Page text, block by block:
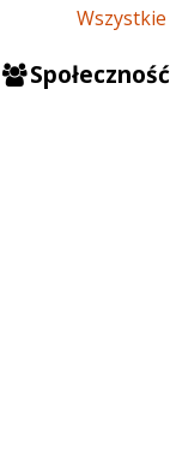
Społeczność